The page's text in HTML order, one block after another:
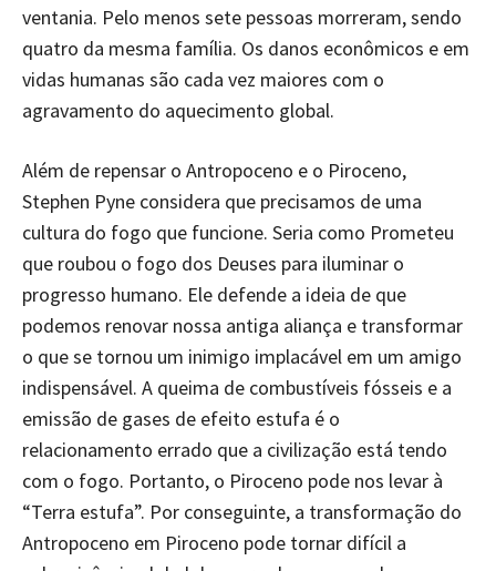
ventania. Pelo menos sete pessoas morreram, sendo
quatro da mesma família. Os danos econômicos e em
vidas humanas são cada vez maiores com o
agravamento do aquecimento global.
Além de repensar o Antropoceno e o Piroceno,
Stephen Pyne considera que precisamos de uma
cultura do fogo que funcione. Seria como Prometeu
que roubou o fogo dos Deuses para iluminar o
progresso humano. Ele defende a ideia de que
podemos renovar nossa antiga aliança e transformar
o que se tornou um inimigo implacável em um amigo
indispensável. A queima de combustíveis fósseis e a
emissão de gases de efeito estufa é o
relacionamento errado que a civilização está tendo
com o fogo. Portanto, o Piroceno pode nos levar à
“Terra estufa”. Por conseguinte, a transformação do
Antropoceno em Piroceno pode tornar difícil a